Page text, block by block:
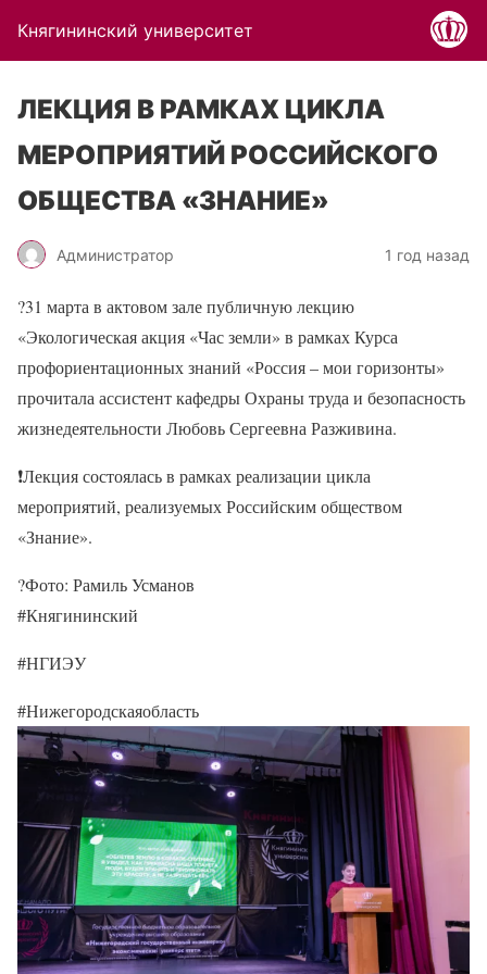
Княгининский университет
ЛЕКЦИЯ В РАМКАХ ЦИКЛА
МЕРОПРИЯТИЙ РОССИЙСКОГО
ОБЩЕСТВА «ЗНАНИЕ»
Администратор 1 год назад
?31 марта в актовом зале публичную лекцию
«Экологическая акция «Час земли» в рамках Курса
профориентационных знаний «Россия – мои горизонты»
прочитала ассистент кафедры Охраны труда и безопасность
жизнедеятельности Любовь Сергеевна Разживина.
❗Лекция состоялась в рамках реализации цикла
мероприятий, реализуемых Российским обществом
«Знание».
?Фото: Рамиль Усманов
#Княгининский
#НГИЭУ
#Нижегородскаяобласть